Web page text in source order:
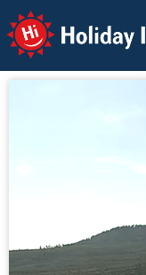
Holiday Info